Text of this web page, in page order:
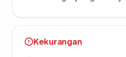
Kekurangan